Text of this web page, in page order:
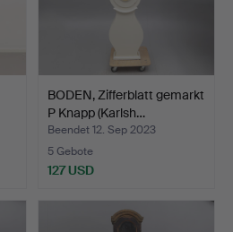
BODEN, Zifferblatt gemarkt
P Knapp (Karlsh…
Beendet 12. Sep 2023
5 Gebote
127 USD